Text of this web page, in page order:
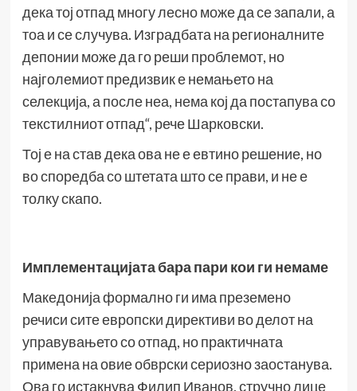
дека тој отпад многу лесно може да се запали, а
тоа и се случува. Изградбата на регионалните
депонии може да го реши проблемот, но
најголемиот предизвик е немањето на
селекција, а после неа, нема кој да постапува со
текстилниот отпад“, рече Шарковски.
Тој е на став дека ова не е евтино решение, но
во споредба со штетата што се прави, и не е
толку скапо.
Имплементацијата бара пари кои ги немаме
Македонија формално ги има преземено
речиси сите европски директиви во делот на
управувањето со отпад, но практичната
примена на овие обврски сериозно заостанува.
Ова го истакнува Филип Иванов, стручно лице